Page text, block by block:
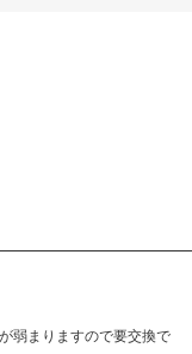
弱まりますので要交換で